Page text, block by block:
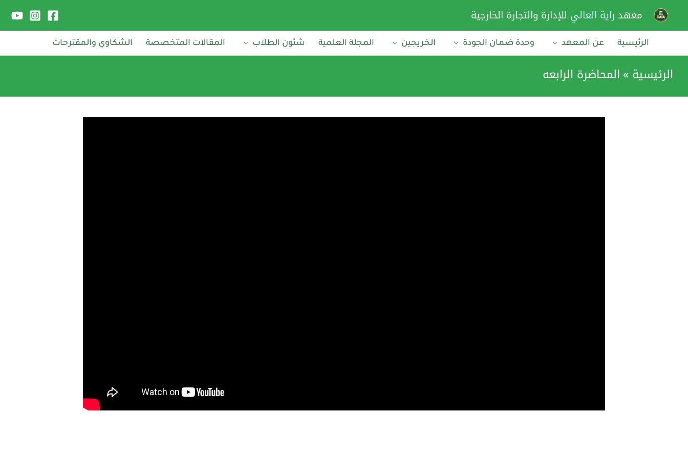
المحتوى
معهد راية العالي للإدارة والتجارة الخارجية
الرئيسية عن المعهد وحدة ضمان الجودة الخريجين المجلة العلمية شئون الطلاب المقالات المتخصصة الشكاوي والمقترحات
الرئيسية المحاضرة الرابعه